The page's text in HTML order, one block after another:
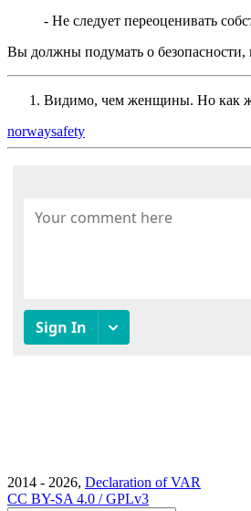
- Не следует переоценивать
Вы должны подумать о безопасности,
Видимо, чем женщины. Но как
norwaysafety
2014 - 2026, Declaration of VAR
CC BY-SA 4.0 / GPLv3